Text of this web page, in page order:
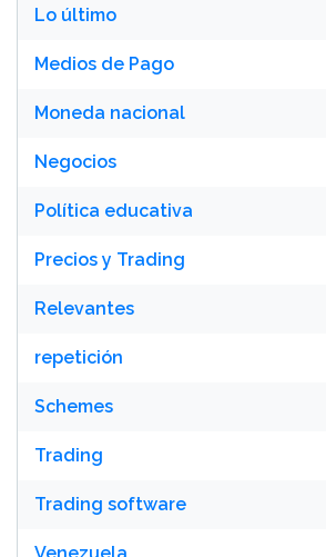
Lo último
Medios de Pago
Moneda nacional
Negocios
Política educativa
Precios y Trading
Relevantes
repetición
Schemes
Trading
Trading software